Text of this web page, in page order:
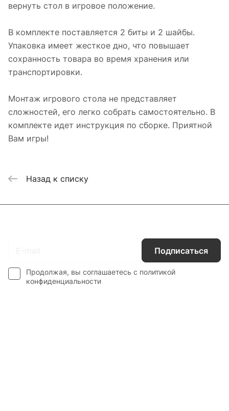
вернуть стол в игровое положение.
В комплекте поставляется 2 биты и 2 шайбы.
Упаковка имеет жесткое дно, что повышает
сохранность товара во время хранения или
транспортировки.
Монтаж игрового стола не представляет
сложностей, его легко собрать самостоятельно. В
комплекте идет инструкция по сборке. Приятной
Вам игры!
Назад к списку
Подписаться
Продолжая, вы соглашаетесь с политикой
конфиденциальности